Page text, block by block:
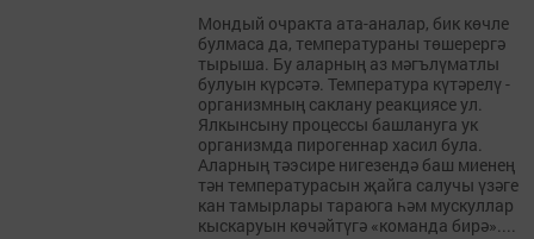
Мондый очракта ата-аналар, бик көчле
булмаса да, температураны төшерергә
тырыша. Бу аларның аз мәгълүматлы
булуын күрсәтә. Температура күтәрелү -
организмның саклану реакциясе ул.
Ялкынсыну процессы башлануга ук
организмда пирогеннар хасил була.
Аларның тәэсире нигезендә баш миенең
тән температурасын җайга салучы үзәге
кан тамырлары тараюга һәм мускуллар
кыскаруын көчәйтүгә «команда бирә»....